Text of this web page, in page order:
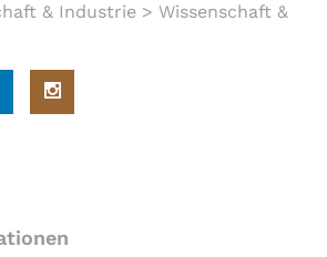
n
s
t
o
m
n
& Industrie > Wissenschaft &